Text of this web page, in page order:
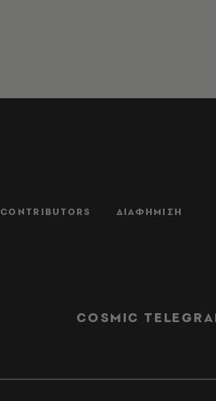
CONTRIBUTORS ΔΙΑΦΗΜΙΣΗ
COSMIC